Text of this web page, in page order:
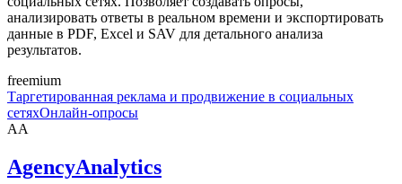
анализировать ответы в реальном времени и экспортировать
данные в PDF, Excel и SAV для детального анализа
результатов.
freemium
Таргетированная реклама и продвижение в социальных
сетяхОнлайн-опросы
AA
AgencyAnalytics